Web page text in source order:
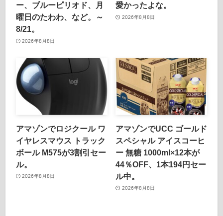
ー、ブルーピリオド、月
曜日のたわわ、など。～
8/21。
2026年8月8日
愛かったよな。
2026年8月8日
アマゾンでロジクール ワ
イヤレスマウス トラック
ボール M575が3割引セー
ル。
2026年8月8日
アマゾンでUCC ゴールド
スペシャル アイスコーヒ
ー 無糖 1000ml×12本が
44％OFF、1本194円セー
ル中。
2026年8月8日